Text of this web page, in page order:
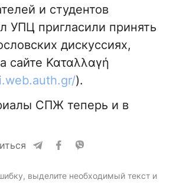
и студентов
УПЦ пригласили принять
дискуссиях,
сайте Καταλλαγή
).
СПЖ теперь и в
выделите необходимый текст и